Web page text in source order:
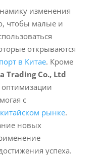
изменения
чтобы малые и
открываются
в Китае. Кроме
Trading Co., Ltd
оптимизации
с
рынке.
новых
успеха.